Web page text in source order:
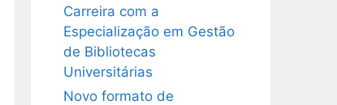
Carreira com a
Especialização em Gestão
de Bibliotecas
Universitárias
Novo formato de